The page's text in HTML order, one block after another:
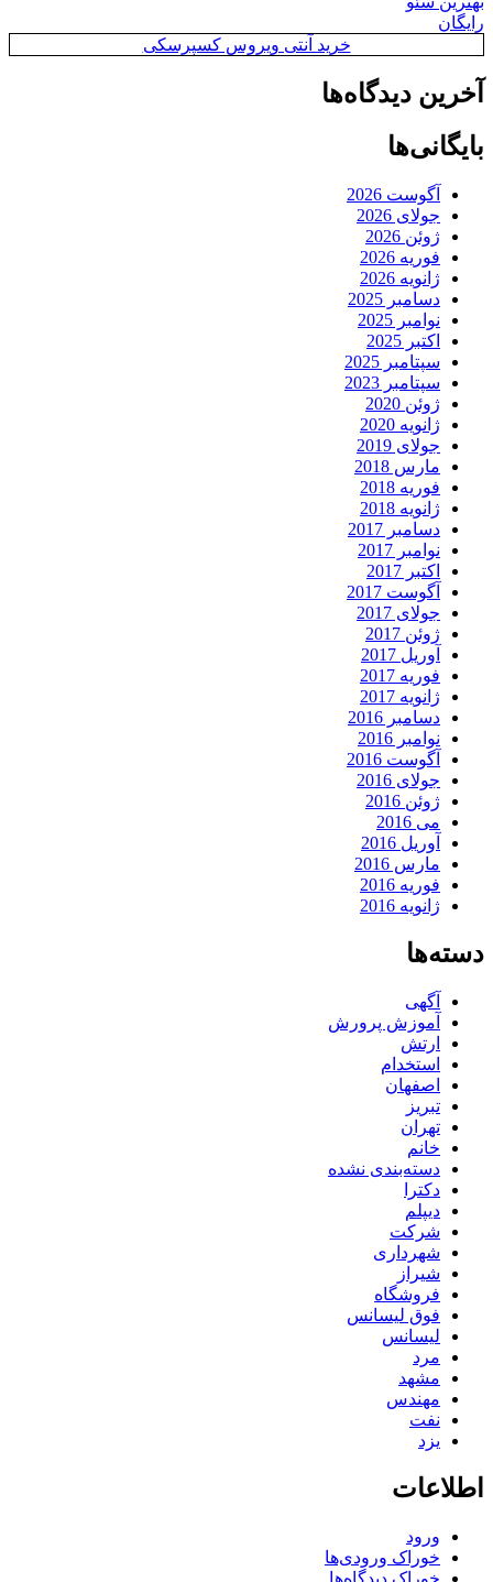
رایگان
خرید آنتی ویروس کسپرسکی
آخرین دیدگاه‌ها
بایگانی‌ها
آگوست 2026
جولای 2026
ژوئن 2026
فوریه 2026
ژانویه 2026
دسامبر 2025
نوامبر 2025
اکتبر 2025
سپتامبر 2025
سپتامبر 2023
ژوئن 2020
ژانویه 2020
جولای 2019
مارس 2018
فوریه 2018
ژانویه 2018
دسامبر 2017
نوامبر 2017
اکتبر 2017
آگوست 2017
جولای 2017
ژوئن 2017
آوریل 2017
فوریه 2017
ژانویه 2017
دسامبر 2016
نوامبر 2016
آگوست 2016
جولای 2016
ژوئن 2016
می 2016
آوریل 2016
مارس 2016
فوریه 2016
ژانویه 2016
دسته‌ها
آگهی
آموزش پرورش
ارتش
استخدام
اصفهان
تبریز
تهران
خانم
دسته‌بندی نشده
دکترا
دیپلم
شرکت
شهرداری
شیراز
فروشگاه
فوق لیسانس
لیسانس
مرد
مشهد
مهندس
نفت
یزد
اطلاعات
ورود
خوراک ورودی‌ها
خوراک دیدگاه‌ها